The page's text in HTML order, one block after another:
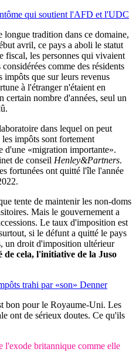
qui soutient l'AFD et l'UDC
tradition dans ce domaine,
avril, ce pays a aboli le statut
fiscal, les personnes qui vivaient
comme des résidents
impôts que sur leurs revenus
à l'étranger n'étaient en
certain nombre d'années, seul un
dans lequel on peut
impôts sont fortement
d'une «migration importante».
de conseil Henley&Partners.
fortunées ont quitté l'île l'année
tente de maintenir les non-doms
Mais le gouvernement a
Le taux d'imposition est
si le défunt a quitté le pays
un droit d'imposition ultérieur
de cela, l'initiative de la Juso
trahi par «son» Denner
bon pour le Royaume-Uni. Les
ont de sérieux doutes. Ce qu'ils
l'exode britannique comme elle